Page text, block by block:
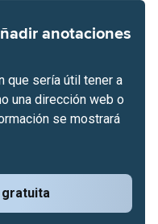
anotaciones
gratuita
que sería útil tener a
una dirección web o
se mostrará